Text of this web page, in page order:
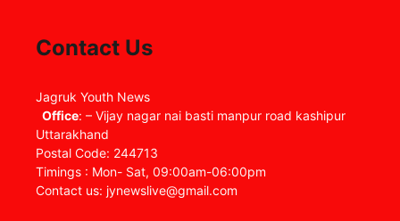
Contact Us
Jagruk Youth News
Office: – Vijay nagar nai basti manpur road kashipur
Uttarakhand
Postal Code: 244713
Timings : Mon- Sat, 09:00am-06:00pm
Contact us: jynewslive@gmail.com